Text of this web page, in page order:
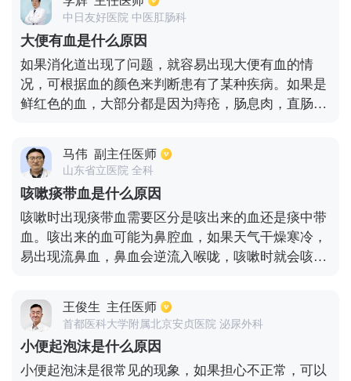
或者是在手纸上有明显的鲜血，这需要进行指肛来确
诊。三是患者有克罗恩疾病，这种疾病的表现与溃疡
性结肠炎相似，可以通过做电子结肠镜和结肠镜下病
理活检，来具体明确疾因。另外还有一种情况，当消
化性溃疡和胃底食管静脉曲张现象时，会出大量的
血，从而在大便中也会有鲜血样，主要表现就是有暗
确诊。
中日友好医院 中医肛肠科
大便有血是什么原因
如果消化道出现了问题，就容易出现大便有血的情
况，可根据血的颜色来判断患有了某种疾病。如果是
鲜红色的血，大部分都是因为痔疮，肠息肉，直肠癌
肉，结肠溃疡以及结肠肿瘤等。如果血的颜色已经变
成了黑色，甚至是柏油样，则是因为上消化道出血，
一般都是因为十二指肠球溃疡，消化道溃疡导致的。
大便出血需要去医院做肠镜和胃镜检查，找出原因。
马伟 副主任医师
山东省立医院 全科
咳嗽痰带血是什么原因
咳嗽时出现痰带血需要区分是咳出来的血还是痰中带
血。咳出来的血可能为鼻腔血，如果天气干燥寒冷，
易出现流鼻血，鼻血会逆流入喉咙，咳嗽时就会咳出
伤到血管导致流血，此时也会 咳出鲜血。痰中带血就
需要特别注意，提示患者可能有支气管扩张或者结
核，就通过MR等检查进行诊断。新生患儿如果出现
粉红色泡沫样的痰，就考虑为心衰。在平常生活中，
要多喝水，注意休息，多吃清淡、易消化的饮食，以
王俊生 主任医师
首都医科大学附属北京安贞医院 泌尿外科
小便起泡沫是什么原因
小便起泡沫是很常见的现象，如果担心不正常，可以